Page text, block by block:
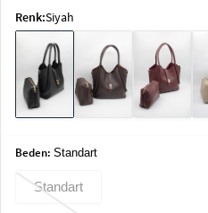
T-Shirt
Giyimkeyboard_arrow_down
Takımlar keyboard_arrow_down
Giyimkeyboard_arrow_down
Renk:Siyah
Beden: Standart
Standart